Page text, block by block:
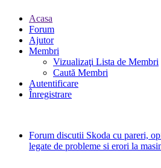
Acasa
Forum
Ajutor
Membri
Vizualizaţi Lista de Membri
Caută Membri
Autentificare
Înregistrare
Forum discutii Skoda cu pareri,
legate de probleme si erori la